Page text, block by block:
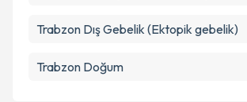
Trabzon Dış Gebelik (Ektopik gebelik)
Trabzon Doğum